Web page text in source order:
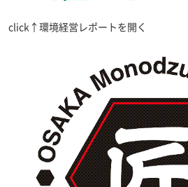
click↑環境経営レポートを開く